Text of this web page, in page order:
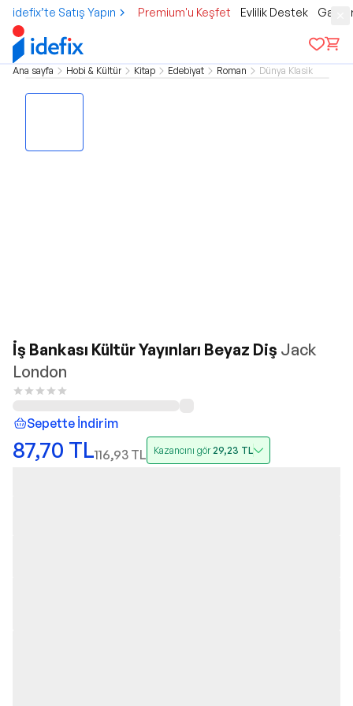
idefix’te Satış Yapın Premium'u Keşfet Evlilik Destek
Ana sayfa Hobi & Kültür Kitap Edebiyat Roman Dünya Klasik
İş Bankası Kültür Yayınları Beyaz Diş Jack
London
Sepette İndirim
87,70 TL116,93 TL Kazancını gör29,23 TL